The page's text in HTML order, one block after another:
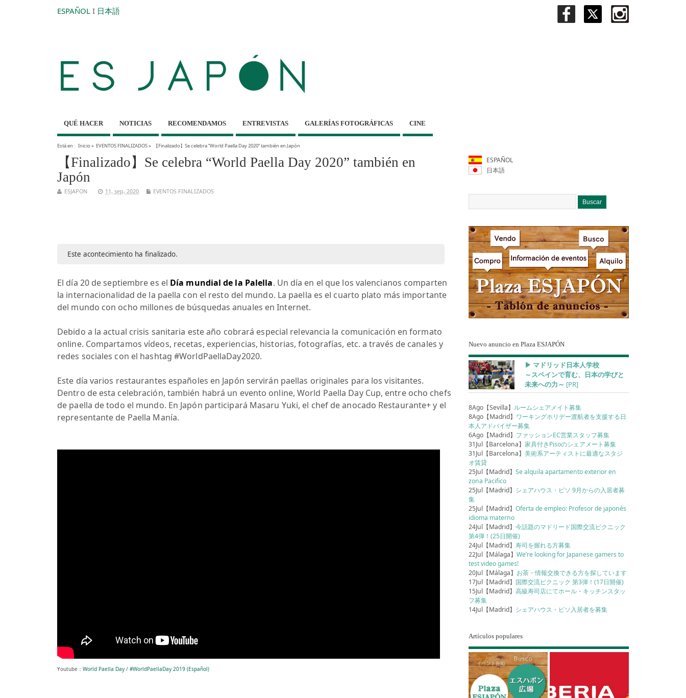
ESPAÑOL I 日本語
QUÉ HACER NOTICIAS RECOMENDAMOS ENTREVISTAS GALERÍAS FOTOGRÁFICAS CINE
Está en : Inicio» EVENTOS FINALIZADOS» 【Finalizado】Se celebra “World Paella Day 2020” también en Japón
【Finalizado】Se celebra “World Paella Day 2020” también en
Japón
ESJAPON 11, sep, 2020 EVENTOS FINALIZADOS
Este acontecimiento ha finalizado.
El día 20 de septiembre es el Día mundial de la Palella. Un día en el que los valencianos comparten
la internacionalidad de la paella con el resto del mundo. La paella es el cuarto plato más importante
del mundo con ocho millones de búsquedas anuales en Internet.
Debido a la actual crisis sanitaria este año cobrará especial relevancia la comunicación en formato
online. Compartamos vídeos, recetas, experiencias, historias, fotografías, etc. a través de canales y
redes sociales con el hashtag #WorldPaellaDay2020.
Este día varios restaurantes españoles en Japón servirán paellas originales para los visitantes.
Dentro de esta celebración, también habrá un evento online, World Paella Day Cup, entre ocho chefs
de paella de todo el mundo. En Japón participará Masaru Yuki, el chef de anocado Restaurante+ y el
representante de Paella Manía.
Youtube： World Paella Day / #WorldPaellaDay 2019 (Español)
ESPAÑOL
日本語
Nuevo anuncio en Plaza ESJAPÓN
▶︎ マドリッド日本人学校
～スペインで育む、日本の学びと
未来への力～ [PR]
8Ago【Sevilla】 ルームシェアメイト募集
8Ago【Madrid】 ワーキングホリデー渡航者を支援する日
本人アドバイザー募集
6Ago【Madrid】 ファッションEC営業スタッフ募集
31Jul【Barcelona】家具付きPisoのシェアメート募集
31Jul【Barcelona】美術系アーティストに最適なスタジ
オ賃貸
25Jul【Madrid】Se alquila apartamento exterior en
zona Pacifico
25Jul【Madrid】 シェアハウス・ピソ 9月からの入居者募
集
25Jul【Madrid】Oferta de empleo: Profesor de japonés
idioma materno
24Jul【Madrid】今話題のマドリード国際交流ピクニック
第4弾！(25日開催)
24Jul【Madrid】寿司を握れる方募集
22Jul【Málaga】We’re looking for Japanese gamers to
test video games!
20Jul【Málaga】 お茶・情報交換できる方を探しています
17Jul【Madrid】 国際交流ピクニック 第3弾！(17日開催)
15Jul【Madrid】高級寿司店にてホール・キッチンスタッ
フ募集
14Jul【Madrid】 シェアハウス・ピソ入居者を募集
Artículos populares